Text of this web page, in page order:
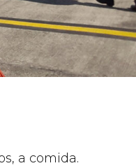
a comida.